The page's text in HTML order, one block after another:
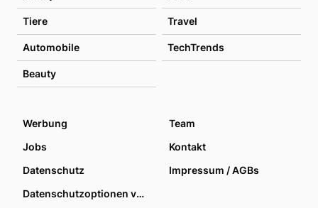
Tiere Travel
Automobile TechTrends
Beauty
Werbung
Team
Jobs
Kontakt
Datenschutz
Impressum / AGBs
Datenschutzoptionen verwalten